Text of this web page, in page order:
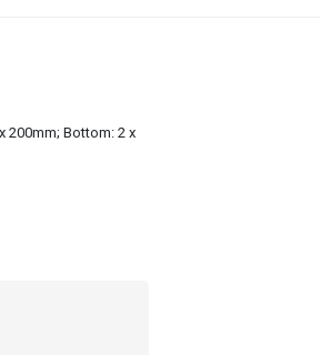
200mm; Bottom: 2 x